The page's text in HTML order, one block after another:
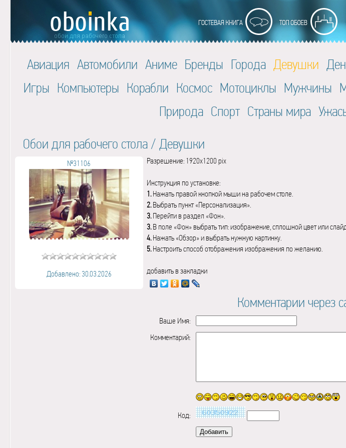
Авиация Автомобили Аниме Бренды Города Девушки
Игры Компьютеры Корабли Космос Мотоциклы Мужчины
Природа Спорт Страны мира
Обои для рабочего стола/ Девушки
№31106
Добавлено: 30.03.2026
Разрешение: 1920x1200 pix
Инструкция по установке:
1.Нажать правой кнопкой мыши на рабочем столе.
2.Выбрать пункт «Персонализация».
3.Перейти в раздел «Фон».
3.В поле «Фон» выбрать тип: изображение, сплошной цвет или
4.Нажать «Обзор» и выбрать нужную картинку.
5.Настроить способ отображения изображения по желанию.
добавить в закладки
Комментарии через
Ваше Имя:
Комментарий:
Код: